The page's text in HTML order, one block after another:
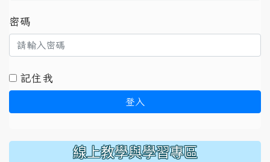
密碼
記住我
登入
線上教學與學習專區